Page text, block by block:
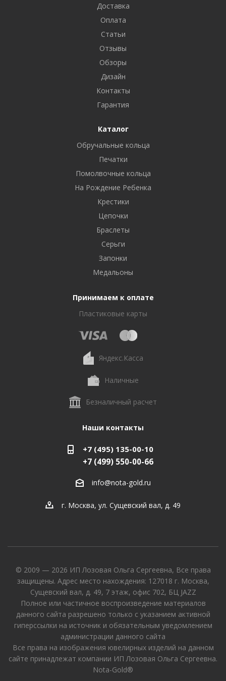
Доставка
Оплата
Статьи
Отзывы
Обзоры
Дизайн
Контакты
Гарантия
Каталог
Обручальные кольца
Печатки
Помолвочные кольца
На Рождение Ребенка
Крестики
Цепочки
Браслеты
Серьги
Запонки
Медальоны
Принимаем к оплате
Пластиковые карты
Яндекс.Касса
Наличные
Безналичный расчет
Наши контакты
+7 (495) 135-00-10
+7 (499) 550-00-66
info@nota-gold.ru
г. Москва, ул. Сущевский вал, д. 49
© 2009 — 2026 ИП Лозовая Ольга Сергеевна, Все права
защищены. Адрес место нахождения: 127018 г. Москва,
Сущевский вал, д. 49, 7 этаж, офис 702, БЦ JAZZ
Полное или частичное воспроизведение материалов
данного сайта разрешено только с указанием активной
гиперссылки на источник и обязательным уведомлением
администрации данного сайта
Все права на изображения ювелирных изделий на данном
сайте принадлежат компании ИП Лозовая Ольга Сергеевна.
Nota-Gold®